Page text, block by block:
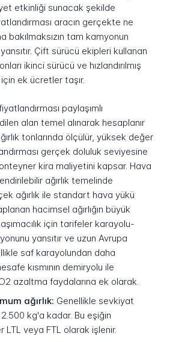
etkinliği sunacak şekilde
aracın gerçekte ne
bakılmaksızın tam kamyonun
yansıtır. Çift sürücü ekipleri kullanan
ikinci sürücü ve hızlandırılmış
ek ücretler taşır.
paylaşımlı
alan temel alınarak hesaplanır
tonlarında ölçülür, yüksek değer
gerçek doluluk seviyesine
kira maliyetini kapsar. Hava
ağırlık temelinde
ağırlık ile standart hava yükü
hacimsel ağırlığın büyük
için tarifeler karayolu-
yansıtır ve uzun Avrupa
saf karayolundan daha
kısmının demiryolu ile
azaltma faydalarına ek olarak.
ağırlık: Genellikle sevkiyat
2.500 kg'a kadar. Bu eşiğin
LTL veya FTL olarak işlenir.